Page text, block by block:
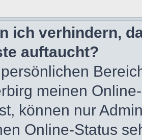
ich verhindern,
auftaucht?
meinen
können nur
Online-Status